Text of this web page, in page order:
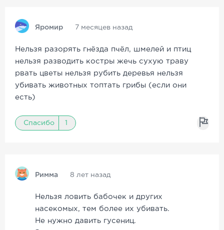
Яромир 7 месяцев назад
Нельзя разорять гнëзда пчëл, шмелей и птиц
нельзя разводить костры жечь сухую траву
рвать цветы нельзя рубить деревья нельзя
убивать животных топтать грибы (если они
есть)
Спасибо 1
Римма 8 лет назад
Нельзя ловить бабочек и других
насекомых, тем более их убивать.
Не нужно давить гусениц.